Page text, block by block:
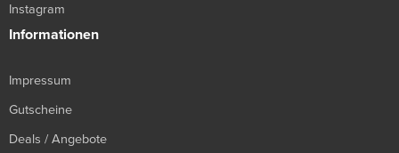
Instagram
Informationen
Impressum
Gutscheine
Deals / Angebote